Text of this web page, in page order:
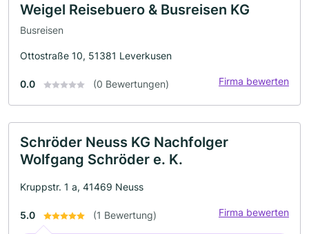
Weigel Reisebuero & Busreisen KG
Busreisen
Ottostraße 10, 51381 Leverkusen
0.0 (0 Bewertungen) Firma bewerten
Schröder Neuss KG Nachfolger
Wolfgang Schröder e. K.
Kruppstr. 1 a, 41469 Neuss
5.0 (1 Bewertung) Firma bewerten